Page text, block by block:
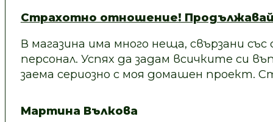
Страхотно отношение!
В магазина има много неща, свързани
персонал. Успях да задам всичките си
заема сериозно с моя домашен
Мартина Вълкова